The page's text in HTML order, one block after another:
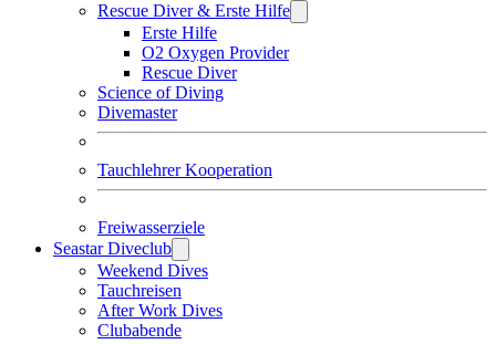
Rescue Diver & Erste Hilfe
Erste Hilfe
O2 Oxygen Provider
Rescue Diver
Science of Diving
Divemaster
Tauchlehrer Kooperation
Freiwasserziele
Seastar Diveclub
Weekend Dives
Tauchreisen
After Work Dives
Clubabende